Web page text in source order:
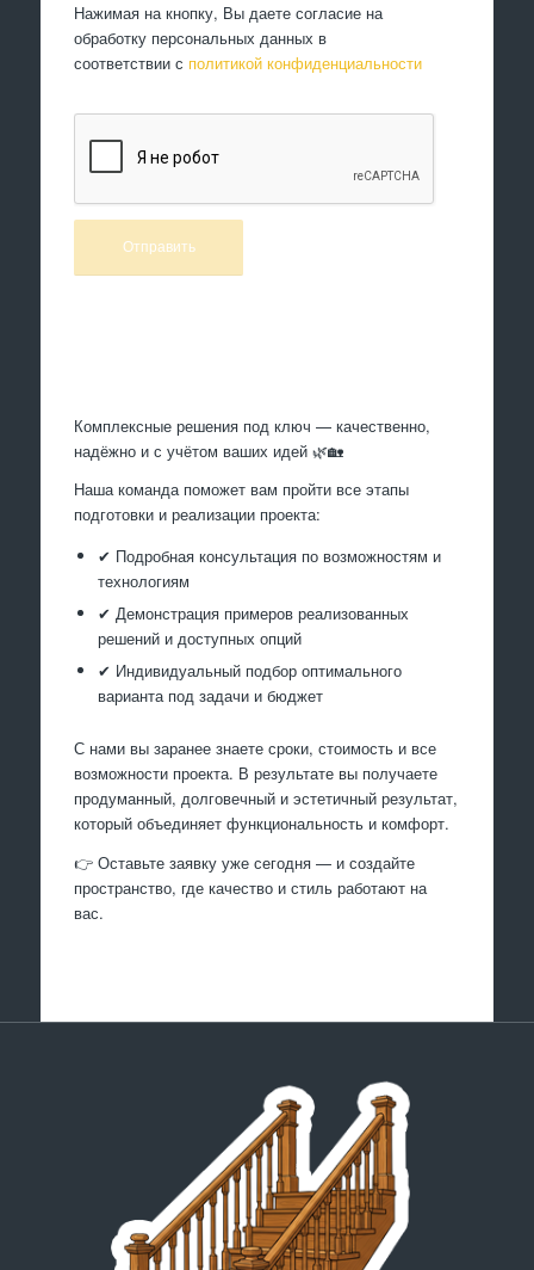
Нажимая на кнопку, Вы даете согласие на
обработку персональных данных в
соответствии с политикой конфиденциальности
Комплексные решения под ключ — качественно,
надёжно и с учётом ваших идей 🌿🏡
Наша команда поможет вам пройти все этапы
подготовки и реализации проекта:
✔ Подробная консультация по возможностям и
технологиям
✔ Демонстрация примеров реализованных
решений и доступных опций
✔ Индивидуальный подбор оптимального
варианта под задачи и бюджет
С нами вы заранее знаете сроки, стоимость и все
возможности проекта. В результате вы получаете
продуманный, долговечный и эстетичный результат,
который объединяет функциональность и комфорт.
👉 Оставьте заявку уже сегодня — и создайте
пространство, где качество и стиль работают на
вас.